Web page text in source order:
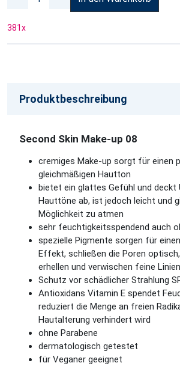
381x
Produktbeschreibung
Second Skin Make-up 08
cremiges Make-up sorgt für einen
gleichmäßigen Hautton
bietet ein glattes Gefühl und deckt
Hauttöne ab, ist jedoch leicht und
Möglichkeit zu atmen
sehr feuchtigkeitsspendend auch
spezielle Pigmente sorgen für
Effekt, schließen die Poren
erhellen und verwischen feine Linien
Schutz vor schädlicher Strahlung
Antioxidans Vitamin E spendet
reduziert die Menge an freien
Hautalterung verhindert wird
ohne Parabene
dermatologisch getestet
für Veganer geeignet